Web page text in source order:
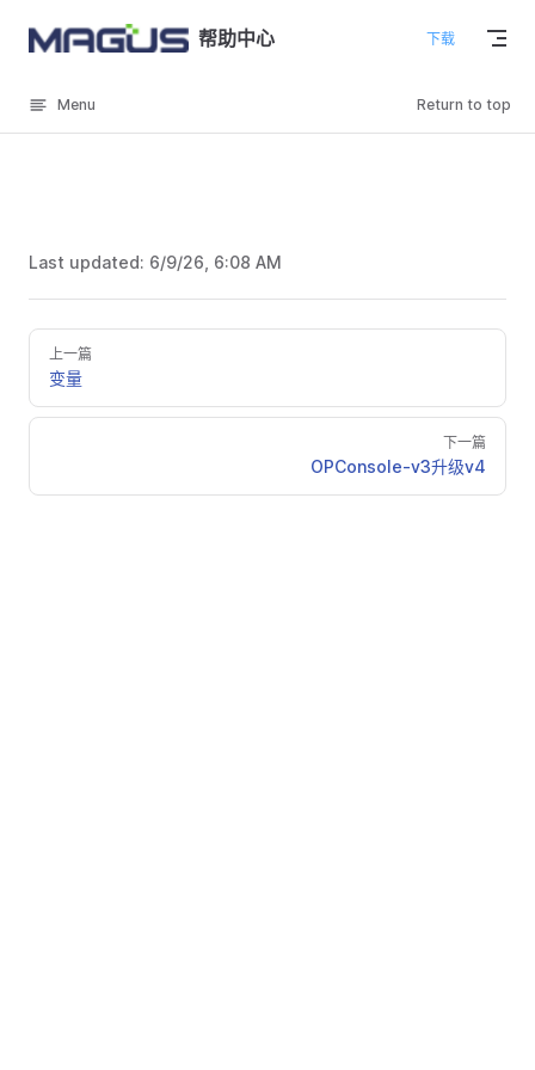
Skip to content 帮助中心 下载
Menu Return to top
Last updated: 6/9/26, 6:08 AM
上一篇
变量
下一篇
OPConsole-v3升级v4